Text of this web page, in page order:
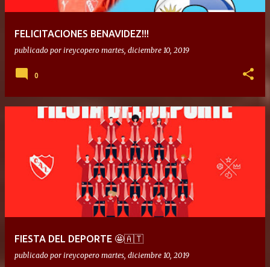
FELICITACIONES BENAVIDEZ!!!
publicado por ireycopero martes, diciembre 10, 2019
0
FIESTA DEL DEPORTE 🤩🇦🇹
publicado por ireycopero martes, diciembre 10, 2019